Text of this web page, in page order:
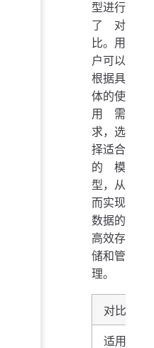
型进行
了对
比。用
户可以
根据具
体的使
用需
求，选
择适合
的模
型，从
而实现
数据的
高效存
储和管
理。
对比维度
适用场景